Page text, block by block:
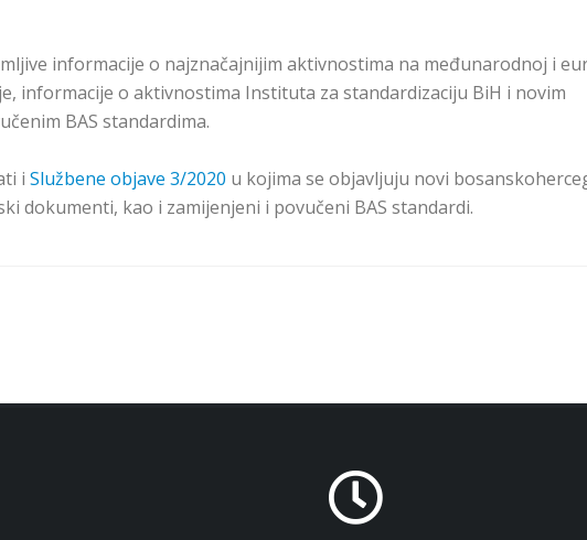
informacije o najznačajnijim aktivnostima na međunarodnoj i
informacije o aktivnostima Instituta za standardizaciju BiH i novim
BAS standardima.
i Službene objave 3/2020 u kojima se objavljuju novi
dokumenti, kao i zamijenjeni i povučeni BAS standardi.